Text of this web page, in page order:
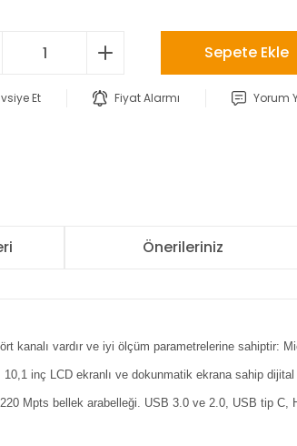
Sepete Ekle
Et Fiyat Alarmı Yorum
Önerileriniz
kanalı vardır ve iyi ölçüm parametrelerine sahiptir:
inç LCD ekranlı ve dokunmatik ekrana sahip
Mpts bellek arabelleği. USB 3.0 ve 2.0, USB tip C,